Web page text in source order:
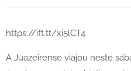
https://ift.tt/xi5lCT4
A Juazeirense viajou neste